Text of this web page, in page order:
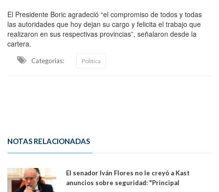
El Presidente Boric agradeció “el compromiso de todos y todas
las autoridades que hoy dejan su cargo y felicita el trabajo que
realizaron en sus respectivas provincias”, señalaron desde la
cartera.
Categorias: Política
NOTAS RELACIONADAS
El senador Iván Flores no le creyó a Kast
anuncios sobre seguridad: "Principal